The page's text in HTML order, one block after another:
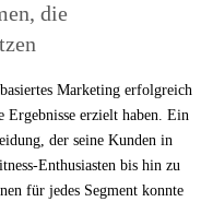
die
Marketing erfolgreich
erzielt haben. Ein
der seine Kunden in
Enthusiasten bis hin zu
für jedes Segment konnte